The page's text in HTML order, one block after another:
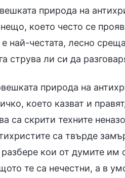
природа на
което често се
най-честата, лесно
струва ли си да
природа на
което казват и
са скрити техните
са твърде
разбере кои от думите им
те са нечестни, а в